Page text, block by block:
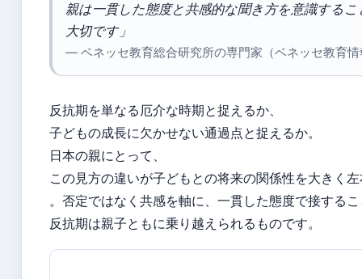
親は一貫した態度と共感的な聞き方を意識するこ
大切です」
— ベネッセ教育総合研究所の専門家（ベネッセ教育
反抗期を単なる厄介な時期と捉えるか、
子どもの成長に欠かせない通過点と捉えるか。
日本の親にとって、
この見方の違いが子どもとの将来の関係性を大きく
。否定ではなく共感を軸に、一貫した態度で接する
反抗期は親子ともに乗り越えられるものです。